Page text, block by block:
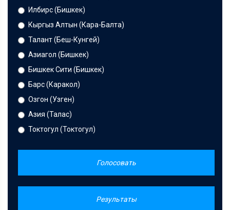
Илбирс (Бишкек)
Кыргыз Алтын (Кара-Балта)
Талант (Беш-Кунгей)
Азиагол (Бишкек)
Бишкек Сити (Бишкек)
Барс (Каракол)
Озгон (Узген)
Азия (Талас)
Токтогул (Токтогул)
Голосовать
Результаты